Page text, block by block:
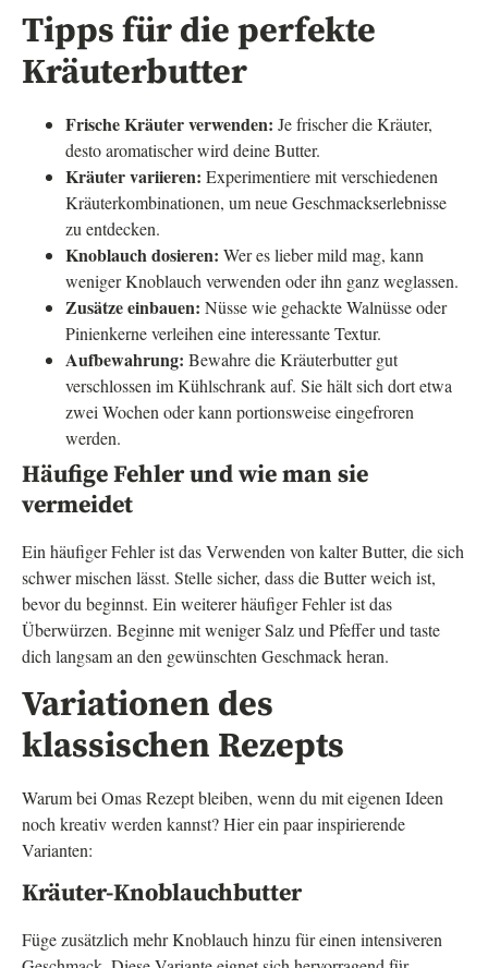
Tipps für die perfekte
Kräuterbutter
Frische Kräuter verwenden: Je frischer die Kräuter,
desto aromatischer wird deine Butter.
Kräuter variieren: Experimentiere mit verschiedenen
Kräuterkombinationen, um neue Geschmackserlebnisse
zu entdecken.
Knoblauch dosieren: Wer es lieber mild mag, kann
weniger Knoblauch verwenden oder ihn ganz weglassen.
Zusätze einbauen: Nüsse wie gehackte Walnüsse oder
Pinienkerne verleihen eine interessante Textur.
Aufbewahrung: Bewahre die Kräuterbutter gut
verschlossen im Kühlschrank auf. Sie hält sich dort etwa
zwei Wochen oder kann portionsweise eingefroren
werden.
Häufige Fehler und wie man sie
vermeidet
Ein häufiger Fehler ist das Verwenden von kalter Butter, die sich
schwer mischen lässt. Stelle sicher, dass die Butter weich ist,
bevor du beginnst. Ein weiterer häufiger Fehler ist das
Überwürzen. Beginne mit weniger Salz und Pfeffer und taste
dich langsam an den gewünschten Geschmack heran.
Variationen des
klassischen Rezepts
Warum bei Omas Rezept bleiben, wenn du mit eigenen Ideen
noch kreativ werden kannst? Hier ein paar inspirierende
Varianten:
Kräuter-Knoblauchbutter
Füge zusätzlich mehr Knoblauch hinzu für einen intensiveren